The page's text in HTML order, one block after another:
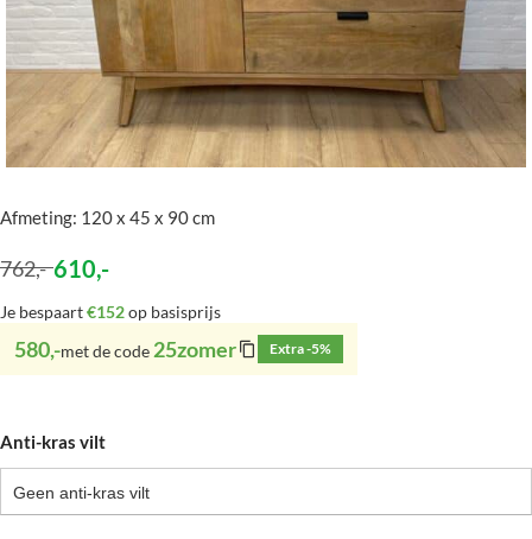
Afmeting: 120 x 45 x 90 cm
762,- 610,-
Je bespaart€152op basisprijs
580,-met de code 25zomer Extra -5%
Anti-kras vilt
Geen anti-kras vilt